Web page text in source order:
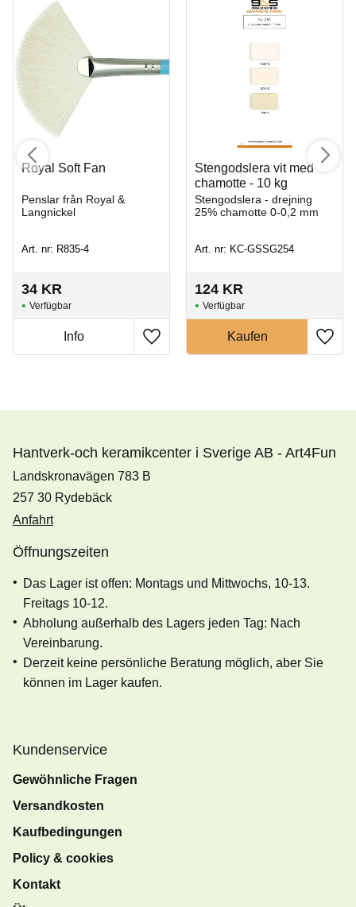
Royal Soft Fan
Penslar från Royal &
Langnickel
Art. nr: R835-4
34 KR
Stengodslera vit med
chamotte - 10 kg
Stengodslera - drejning
25% chamotte 0-0,2 mm
Art. nr: KC-GSSG254
124 KR
Hantverk-och keramikcenter i Sverige AB - Art4Fun
Landskronavägen 783 B
257 30 Rydebäck
Anfahrt
Öffnungszeiten
Das Lager ist offen: Montags und Mittwochs, 10-13.
Freitags 10-12.
Abholung außerhalb des Lagers jeden Tag: Nach
Vereinbarung.
Derzeit keine persönliche Beratung möglich, aber Sie
können im Lager kaufen.
Kundenservice
Gewöhnliche Fragen
Versandkosten
Kaufbedingungen
Policy & cookies
Kontakt